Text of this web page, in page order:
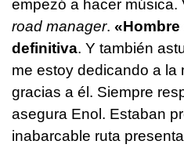
empezó a hacer música.
road manager.
definitiva. Y también
me estoy dedicando a la
gracias a él. Siempre
asegura Enol. Estaban
inabarcable ruta